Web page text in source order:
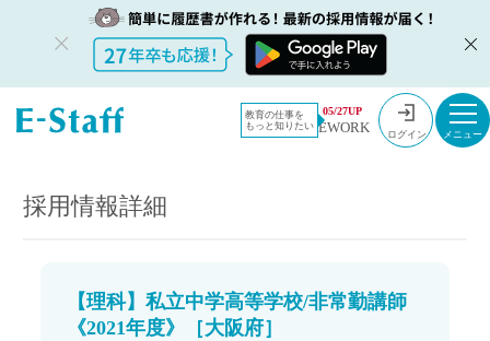
教育の仕事を
もっと知りたい
05/27UP
EWORK ログイン
教員採用情
報のイー・
採用情報
【理科】私立中学高等学校/非常勤講師《2021年度》［大阪府］
採用情報詳細
【理科】私立中学高等学校/非常勤講師
《2021年度》［大阪府］